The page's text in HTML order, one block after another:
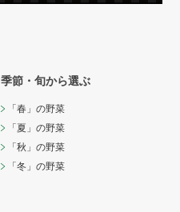
季節・旬から選ぶ
「春」の野菜
「夏」の野菜
「秋」の野菜
「冬」の野菜